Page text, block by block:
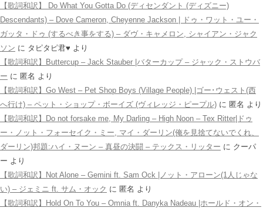
【歌詞和訳】 Do What You Gotta Do (ディセンダント (ディズニー)
Descendants) – Dove Cameron, Cheyenne Jackson | ドゥ・ワット・ユー・
ガッタ・ドゥ (するべき事をする) – ダヴ・キャメロン, シャイアン・ジャク
ソン に タピタピ君♥️ より
【歌詞和訳】Buttercup – Jack Stauber |バターカップ – ジャック・ストウバ
ー に 匿名 より
【歌詞和訳】Go West – Pet Shop Boys (Village People) |ゴー･ウェスト(西
へ行け) – ペット・ショップ・ボーイズ (ヴィレッジ・ピープル) に 匿名 より
【歌詞和訳】Do not forsake me, My Darling – High Noon – Tex Ritter|ドゥ
ー・ノット・フォーセイク・ミー, マイ・ダーリン(俺を見捨てないでくれ、
ダーリン)邦題:ハイ・ヌーン – 真昼の決闘 – テックス・リッター に クーパ
ー より
【歌詞和訳】Not Alone – Gemini ft. Sam Ock |ノット・アローン(1人じゃな
い) – ジェミニ ft. サム・オック に 匿名 より
【歌詞和訳】Hold On To You – Omnia ft. Danyka Nadeau |ホールド・オン・